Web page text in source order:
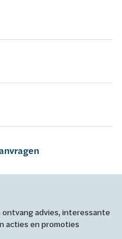
advies, interessante
acties en promoties